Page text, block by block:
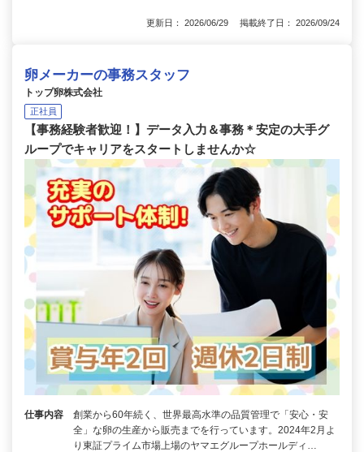
更新日： 2026/06/29 掲載終了日： 2026/09/24
卵メーカーの事務スタッフ
トップ卵株式会社
正社員
【事務経験者歓迎！】データ入力＆事務＊安定の大手グ
ループでキャリアをスタートしませんか☆
仕事内容
創業から60年続く、世界最高水準の品質管理で「安心・安
全」な卵の生産から販売までを行っています。2024年2月よ
り東証プライム市場上場のヤマエグループホールディ…